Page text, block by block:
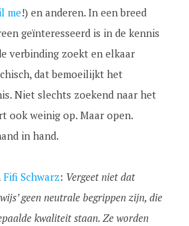
me!) en anderen. In een breed
geïnteresseerd is in de kennis
verbinding zoekt en elkaar
dat bemoeilijkt het
Niet slechts zoekend naar het
ook weinig op. Maar open.
in hand.
Fifi Schwarz: Vergeet niet dat
geen neutrale begrippen zijn, die
kwaliteit staan. Ze worden